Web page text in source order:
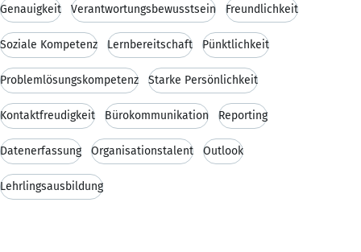
Genauigkeit Verantwortungsbewusstsein Freundlichkeit
Soziale Kompetenz Lernbereitschaft Pünktlichkeit
Problemlösungskompetenz Starke Persönlichkeit
Kontaktfreudigkeit Bürokommunikation Reporting
Datenerfassung Organisationstalent Outlook
Lehrlingsausbildung